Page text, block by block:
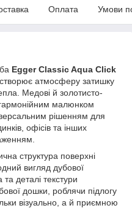
Оплата Умови
а Egger Classic Aqua Click
створює атмосферу затишку
Медові й золотисто-
гармонійним малюнком
рішенням для
офісів та інших
структура поверхні
вигляд дубової
деталі текстури
дошки, роблячи підлогу
візуально, а й приємною